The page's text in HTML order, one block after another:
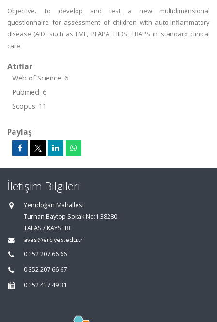
Objective. To develop and test a new multidimensional
questionnaire for assessment of children with auto-inflammatory
disease (AID) such as FMF, PFAPA, HIDS, TRAPS in standard clinical
care.
Atıflar
Web of Science: 6
Pubmed: 6
Scopus: 11
Paylaş
İletişim Bilgileri
Yenidoğan Mahallesi
Turhan Baytop Sokak No:1 38280
TALAS / KAYSERİ
aves@erciyes.edu.tr
0 352 207 66 66
0 352 207 66 67
0 352 437 49 31